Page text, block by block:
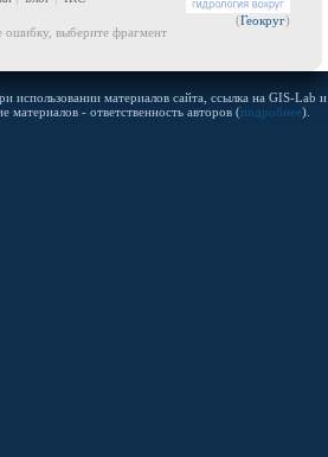
(Геокруг)
выберите фрагмент
материалов сайта, ссылка на GIS-Lab и
материалов - ответственность авторов (подробнее).